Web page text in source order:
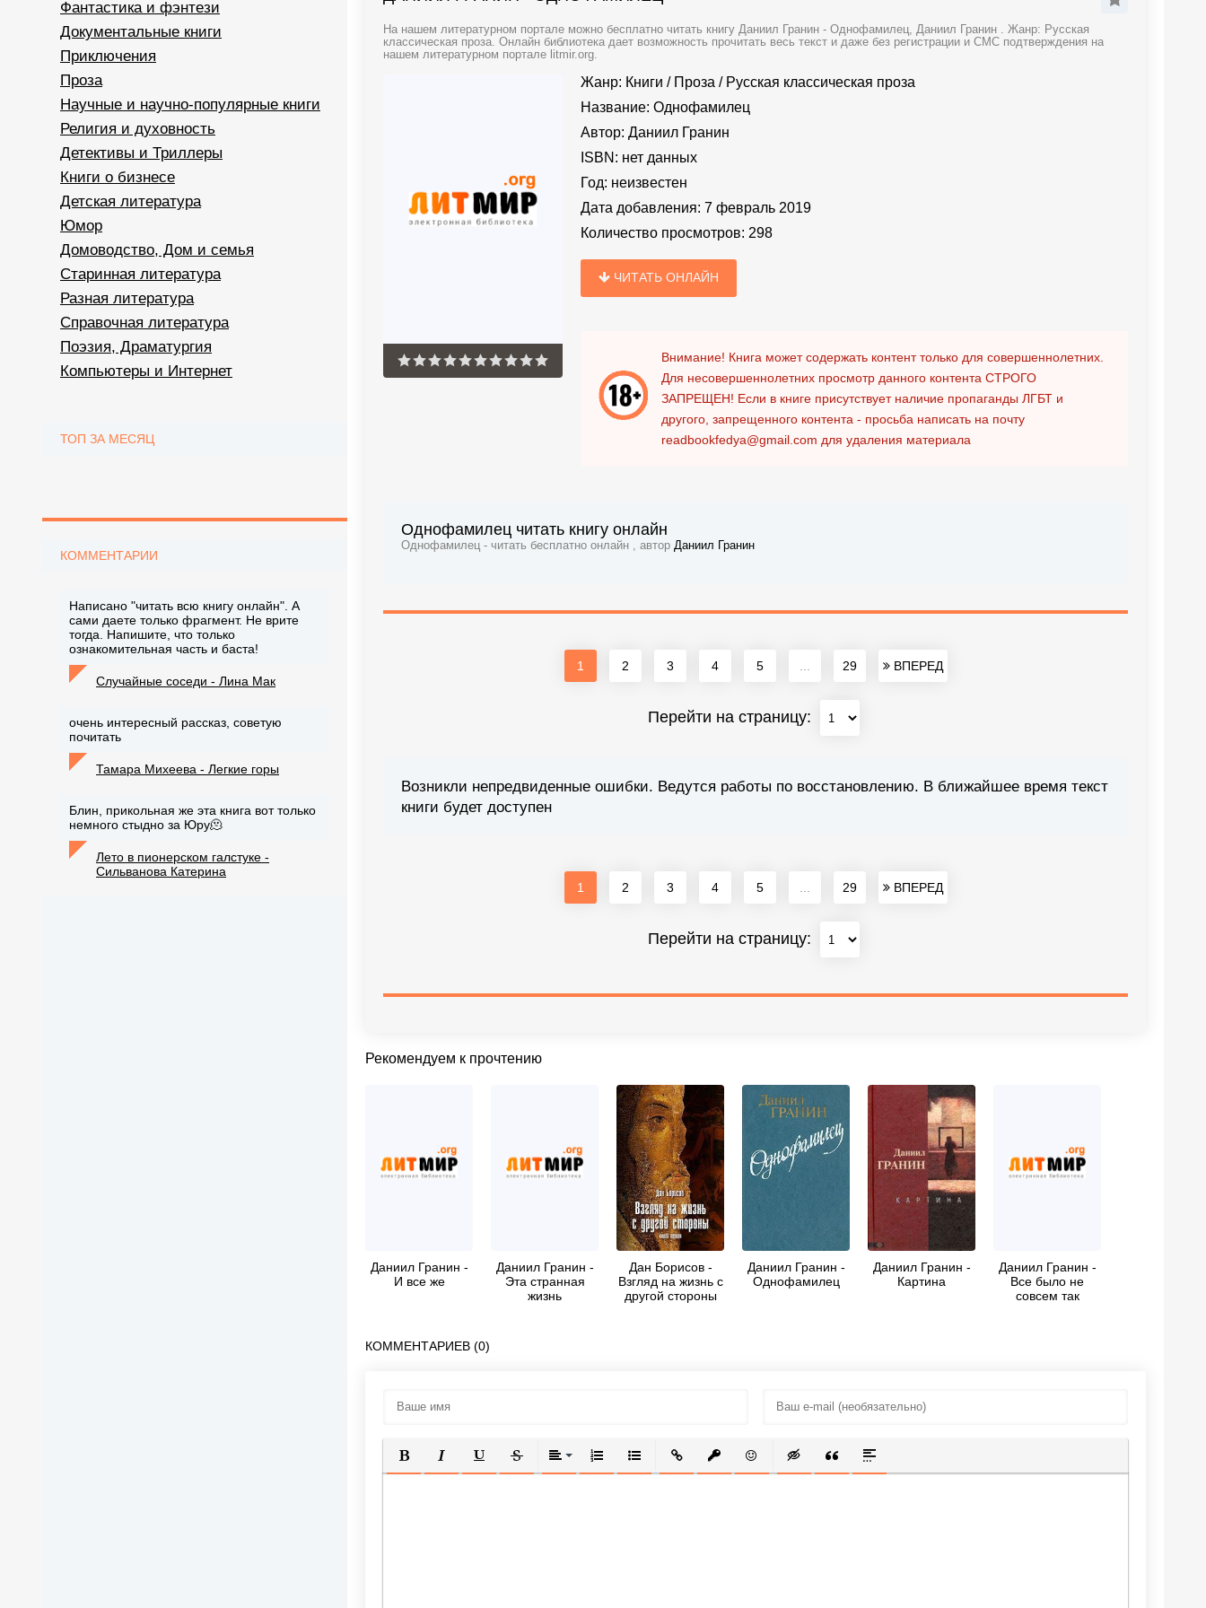
На нашем литературном портале можно бесплатно читать книгу Даниил Гранин - Однофамилец, Даниил Гранин . Жанр: Русская
классическая проза. Онлайн библиотека дает возможность прочитать весь текст и даже без регистрации и СМС подтверждения на
нашем литературном портале litmir.org.
Жанр: Книги / Проза / Русская классическая проза
Название: Однофамилец
Автор: Даниил Гранин
ISBN: нет данных
Год: неизвестен
Дата добавления: 7 февраль 2019
Количество просмотров: 298
ЧИТАТЬ ОНЛАЙН
Внимание! Книга может содержать контент только для совершеннолетних.
Для несовершеннолетних просмотр данного контента СТРОГО
ЗАПРЕЩЕН! Если в книге присутствует наличие пропаганды ЛГБТ и
другого, запрещенного контента - просьба написать на почту
readbookfedya@gmail.com для удаления материала
Однофамилец читать книгу онлайн
Однофамилец - читать бесплатно онлайн , автор Даниил Гранин
1 2 3 4 5 29 ВПЕРЕД
Перейти на страницу:
Возникли непредвиденные ошибки. Ведутся работы по восстановлению. В ближайшее время текст
книги будет доступен
1 2 3 4 5 29 ВПЕРЕД
Перейти на страницу:
Рекомендуем к прочтению
Даниил Гранин -
И все же
Даниил Гранин -
Эта странная
жизнь
Дан Борисов -
Взгляд на жизнь с
другой стороны
Даниил Гранин -
Однофамилец
Даниил Гранин -
Картина
Даниил Гранин -
Все было не
совсем так
КОММЕНТАРИЕВ (0)
ПОЛУЖИРНЫЙ
КУРСИВПОДЧЕРКНУТЫЙ
ЗАЧЕРКНУТЫЙВЫРАВНИВАНИЕ
НУМЕРОВАННЫЙ СПИСОК
МАРКИРОВАННЫЙ СПИСОК
ВСТАВИТЬ ССЫЛКУ
ВСТАВИТЬ ЗАЩИЩЕННУЮ ССЫЛКУ
ВСТАВИТЬ СМАЙЛИК
ВСТАВКА СКРЫТОГО ТЕКСТА
ВСТАВКА ЦИТАТЫ
ВСТАВКА СПОЙЛЕРА
Фантастика и фэнтези
Документальные книги
Приключения
Проза
Научные и научно-популярные книги
Религия и духовность
Детективы и Триллеры
Книги о бизнесе
Детская литература
Юмор
Домоводство, Дом и семья
Старинная литература
Разная литература
Справочная литература
Поэзия, Драматургия
Компьютеры и Интернет
ТОП ЗА МЕСЯЦ
КОММЕНТАРИИ
Написано "читать всю книгу онлайн". А
сами даете только фрагмент. Не врите
тогда. Напишите, что только
ознакомительная часть и баста!
Случайные соседи - Лина Мак
очень интересный рассказ, советую
почитать
Тамара Михеева - Легкие горы
Блин, прикольная же эта книга вот только
немного стыдно за Юру🫠
Лето в пионерском галстуке -
Сильванова Катерина